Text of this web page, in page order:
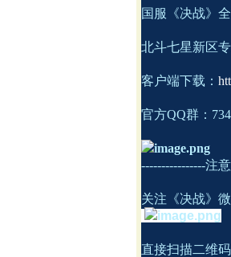
国服《决战》
北斗七星新区
客户端下载：
官方QQ群：
----------------注
关注《决战》
直接扫描二维